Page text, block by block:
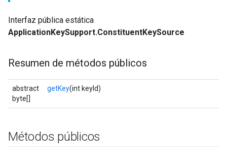
Interfaz pública estática
ApplicationKeySupport.ConstituentKeySource
Resumen de métodos públicos
abstract
byte[]
getKey(int keyId)
Métodos públicos